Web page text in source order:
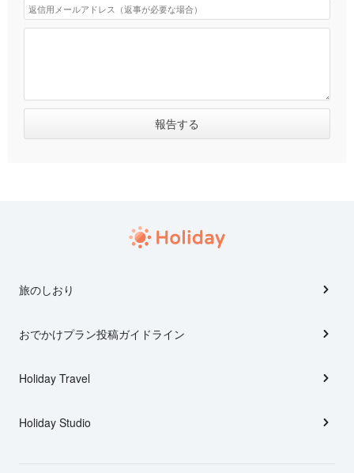
旅のしおり
おでかけプラン投稿ガイドライン
Holiday Travel
Holiday Studio